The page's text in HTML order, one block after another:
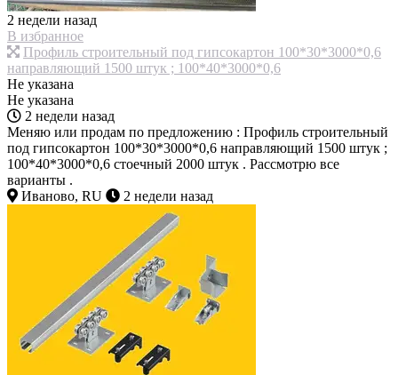
2 недели назад
В избранное
Профиль строительный под гипсокартон 100*30*3000*0,6
направляющий 1500 штук ; 100*40*3000*0,6
Не указана
Не указана
2 недели назад
Меняю или продам по предложению : Профиль строительный
под гипсокартон 100*30*3000*0,6 направляющий 1500 штук ;
100*40*3000*0,6 стоечный 2000 штук . Рассмотрю все
варианты .
Иваново, RU
2 недели назад